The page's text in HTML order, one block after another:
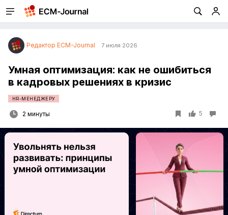
Редактор ECM-Journal 7 июля 2026
Умная оптимизация: как не ошибиться
в кадровых решениях в кризис
HR-МЕНЕДЖЕРУ
2 минуты 5